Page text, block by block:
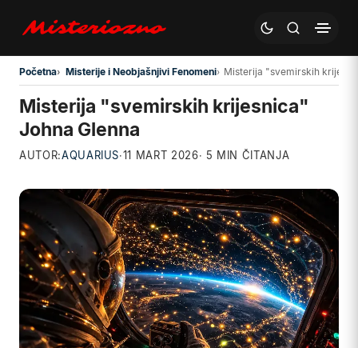
Preskoči na glavni sadržaj
Početna Misterije i Neobjašnjivi Fenomeni Misterija "svemirskih
Misterija "svemirskih krijesnica"
Johna Glenna
AUTOR:AQUARIUS·11 MART 2026· 5 MIN ČITANJA